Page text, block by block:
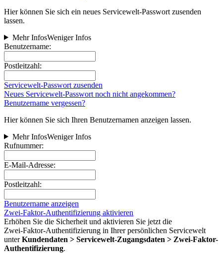
Hier können Sie sich ein neues Servicewelt-Passwort zusenden
lassen.
Mehr InfosWeniger Infos
Benutzername:
Postleitzahl:
Servicewelt-Passwort zusenden
Neues Servicewelt-Passwort noch nicht angekommen?
Benutzername vergessen?
Hier können Sie sich Ihren Benutzernamen anzeigen lassen.
Mehr InfosWeniger Infos
Rufnummer:
E-Mail-Adresse:
Postleitzahl:
Benutzername anzeigen
Zwei-Faktor-Authentifizierung aktivieren
Erhöhen Sie die Sicherheit und aktivieren Sie jetzt die
Zwei‑Faktor‑Authentifizierung in Ihrer persönlichen Servicewelt
unterKundendaten > Servicewelt-Zugangsdaten > Zwei-Faktor-
Authentifizierung.